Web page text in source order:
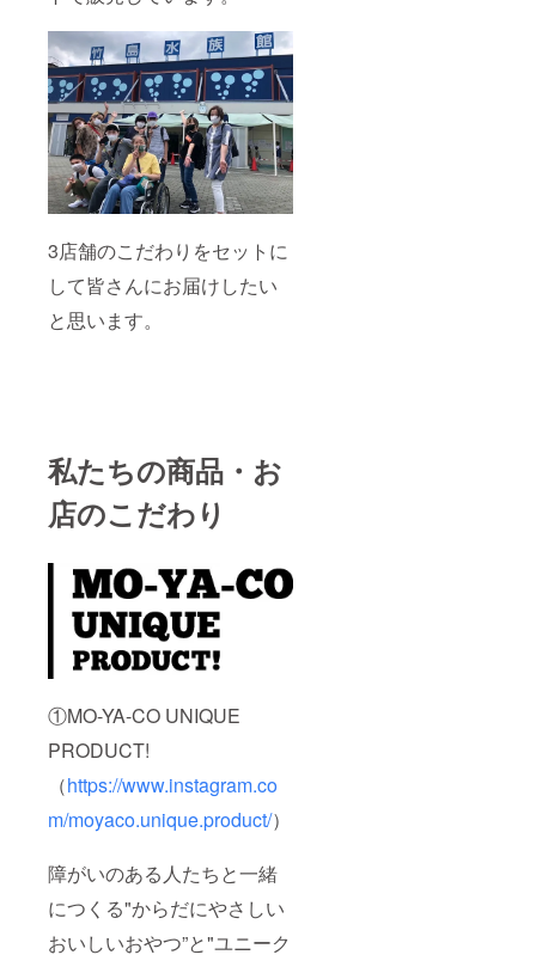
3店舗のこだわりをセットに
して皆さんにお届けしたい
と思います。
私たちの商品・お
店のこだわり
①MO-YA-CO UNIQUE
PRODUCT!
（https://www.instagram.co
m/moyaco.unique.product/）
障がいのある人たちと一緒
につくる"からだにやさしい
おいしいおやつ”と"ユニーク